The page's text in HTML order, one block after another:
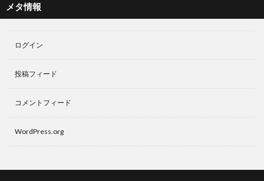
メタ情報
ログイン
投稿フィード
コメントフィード
WordPress.org